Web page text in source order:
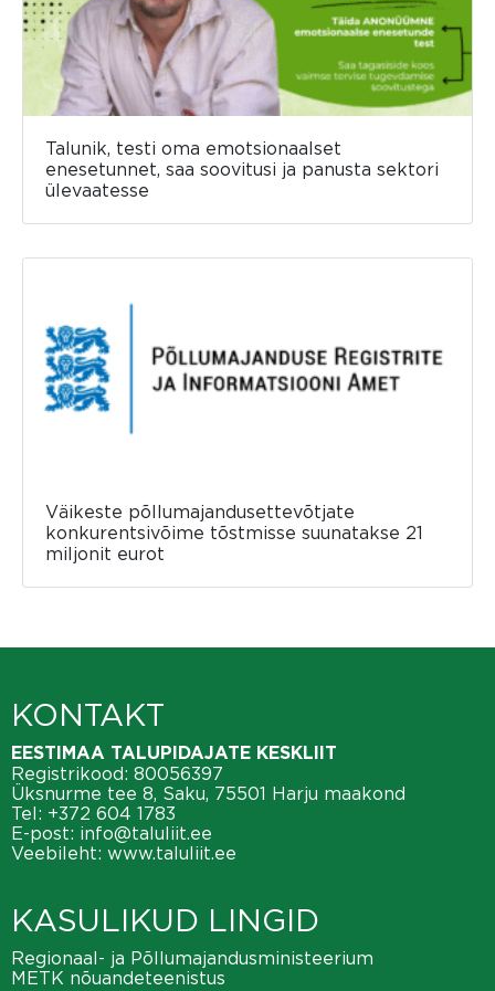
Talunik, testi oma emotsionaalset
enesetunnet, saa soovitusi ja panusta sektori
ülevaatesse
Väikeste põllumajandusettevõtjate
konkurentsivõime tõstmisse suunatakse 21
miljonit eurot
KONTAKT
EESTIMAA TALUPIDAJATE KESKLIIT
Registrikood: 80056397
Üksnurme tee 8, Saku, 75501 Harju maakond
Tel: +372 604 1783
E-post: info@taluliit.ee
Veebileht: www.taluliit.ee
KASULIKUD LINGID
Regionaal- ja Põllumajandusministeerium
METK nõuandeteenistus